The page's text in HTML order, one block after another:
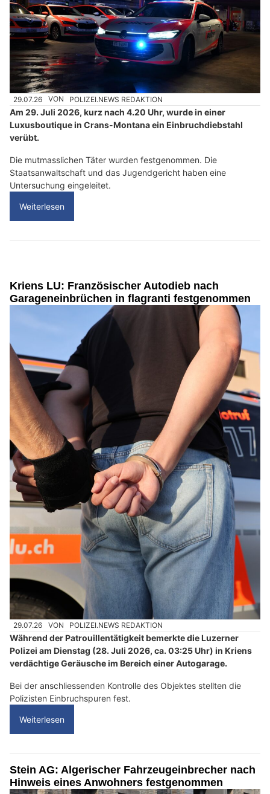
29.07.26 VON POLIZEI.NEWS REDAKTION
Am 29. Juli 2026, kurz nach 4.20 Uhr, wurde in einer
Luxusboutique in Crans-Montana ein Einbruchdiebstahl
verübt.
Die mutmasslichen Täter wurden festgenommen. Die
Staatsanwaltschaft und das Jugendgericht haben eine
Untersuchung eingeleitet.
Weiterlesen
Kriens LU: Französischer Autodieb nach
Garageneinbrüchen in flagranti festgenommen
29.07.26 VON POLIZEI.NEWS REDAKTION
Während der Patrouillentätigkeit bemerkte die Luzerner
Polizei am Dienstag (28. Juli 2026, ca. 03:25 Uhr) in Kriens
verdächtige Geräusche im Bereich einer Autogarage.
Bei der anschliessenden Kontrolle des Objektes stellten die
Polizisten Einbruchspuren fest.
Weiterlesen
Stein AG: Algerischer Fahrzeugeinbrecher nach
Hinweis eines Anwohners festgenommen